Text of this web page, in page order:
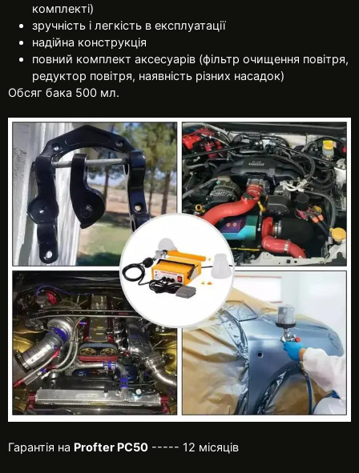
комплекті)
зручність і легкість в експлуатації
надійна конструкція
повний комплект аксесуарів (фільтр очищення повітря,
редуктор повітря, наявність різних насадок)
Обсяг бака 500 мл.
Гарантія на Profter PC50 ----- 12 місяців